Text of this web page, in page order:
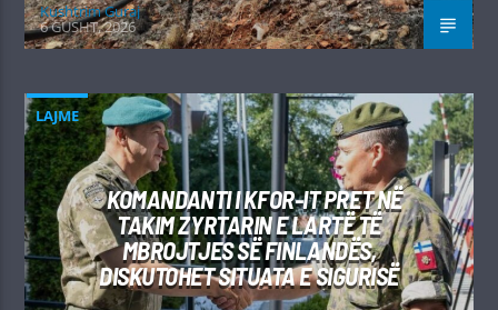
Kushtrim Guraj
6 GUSHT, 2026
LAJME
KOMANDANTI I KFOR-IT PRET NË
TAKIM ZYRTARIN E LARTË TË
MBROJTJES SË FINLANDËS,
DISKUTOHET SITUATA E SIGURISË